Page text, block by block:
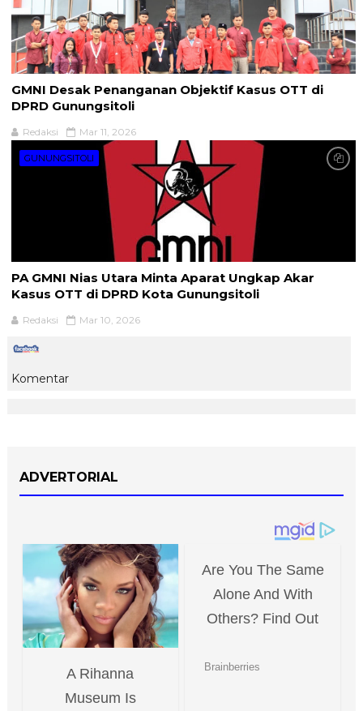
GMNI Desak Penanganan Objektif Kasus OTT di
DPRD Gunungsitoli
Redaksi Mar 11, 2026
GUNUNGSITOLI
PA GMNI Nias Utara Minta Aparat Ungkap Akar
Kasus OTT di DPRD Kota Gunungsitoli
Redaksi Mar 10, 2026
Komentar
ADVERTORIAL